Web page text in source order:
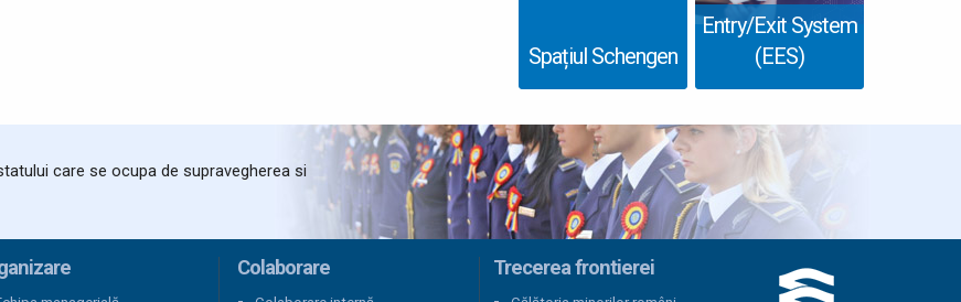
Spațiul Schengen
Entry/Exit System
(EES)
care se ocupa de supravegherea si
Colaborare Trecerea frontierei